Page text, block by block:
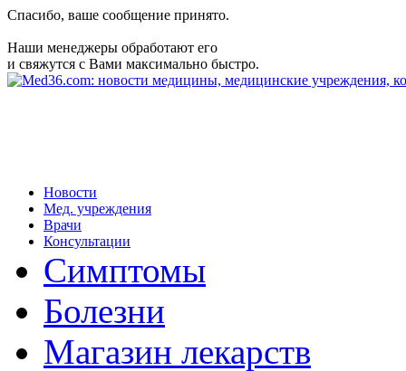
Спасибо, ваше сообщение принято.
Наши менеджеры обработают его
и свяжутся с Вами максимально быстро.
Новости
Мед. учреждения
Врачи
Консультации
Симптомы
Болезни
Магазин лекарств